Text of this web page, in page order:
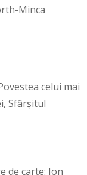
Minca
celui mai
Sfârșitul
de carte: Ion